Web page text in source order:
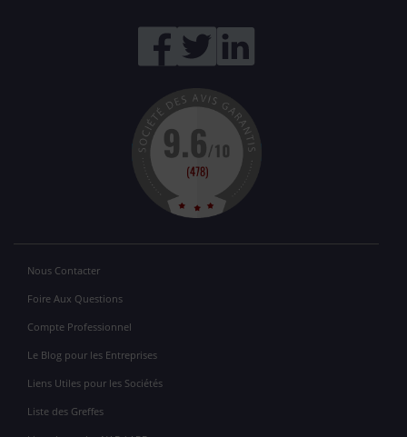
Nous Contacter
Foire Aux Questions
Compte Professionnel
Le Blog pour les Entreprises
Liens Utiles pour les Sociétés
Liste des Greffes